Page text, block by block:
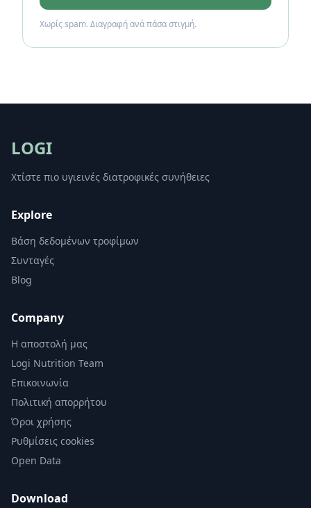
Χωρίς spam. Διαγραφή ανά πάσα στιγμή.
LOGI
Χτίστε πιο υγιεινές διατροφικές συνήθειες
Explore
Βάση δεδομένων τροφίμων
Συνταγές
Blog
Company
Η αποστολή μας
Logi Nutrition Team
Επικοινωνία
Πολιτική απορρήτου
Όροι χρήσης
Ρυθμίσεις cookies
Open Data
Download